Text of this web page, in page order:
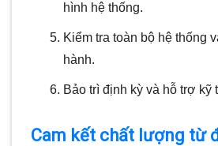
hình hệ thống.
Kiểm tra toàn bộ hệ thống
hành.
Bảo trì định kỳ và hỗ trợ kỹ
Cam kết chất lượng từ